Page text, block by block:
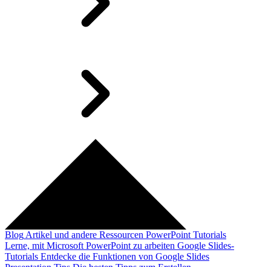
Blog Artikel und andere Ressourcen PowerPoint Tutorials
Lerne, mit Microsoft PowerPoint zu arbeiten Google Slides-
Tutorials Entdecke die Funktionen von Google Slides